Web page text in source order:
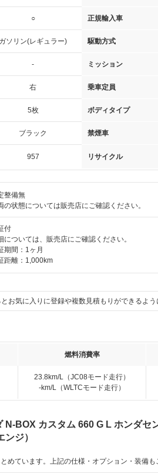
○ 正規輸入車
ガソリン(レギュラー) 駆動方式
- ミッション
右 乗車定員
5枚 ボディタイプ
ブラック 禁煙車
957 リサイクル
整備無
の状態については販売店にご確認ください。
付
については、販売店にご確認ください。
期間：1ヶ月
距離：1,000km
お気に入りに登録や複数見積もりができるよう
燃料消費率
23.8km/L（JC08モード走行）
-km/L（WLTCモード走行）
N-BOX カスタム 660 G L ホンダセ
ジ）
めています。上記の仕様・オプション・装備も